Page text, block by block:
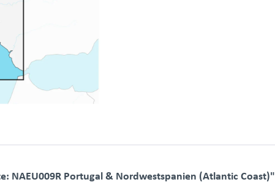
NAEU009R Portugal & Nordwestspanien (Atlantic Coast)"